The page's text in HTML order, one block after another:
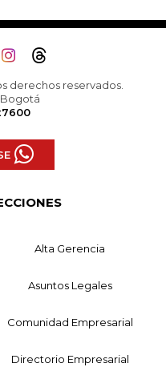
derechos reservados.
Bogotá
Alta Gerencia
Asuntos Legales
Comunidad Empresarial
Directorio Empresarial